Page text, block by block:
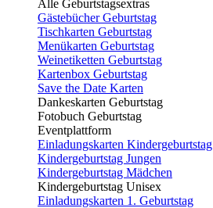
Alle Geburtstagsextras
Gästebücher Geburtstag
Tischkarten Geburtstag
Menükarten Geburtstag
Weinetiketten Geburtstag
Kartenbox Geburtstag
Save the Date Karten
Dankeskarten Geburtstag
Fotobuch Geburtstag
Eventplattform
Einladungskarten Kindergeburtstag
Kindergeburtstag Jungen
Kindergeburtstag Mädchen
Kindergeburtstag Unisex
Einladungskarten 1. Geburtstag